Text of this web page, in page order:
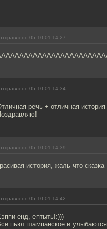
05.10.01 14:27
05.10.01 14:34
речь + отличная
05.10.01 14:39
история, жаль что сказка
05.10.01 14:42
енд, ептыть!:)))
пьют шампанское и